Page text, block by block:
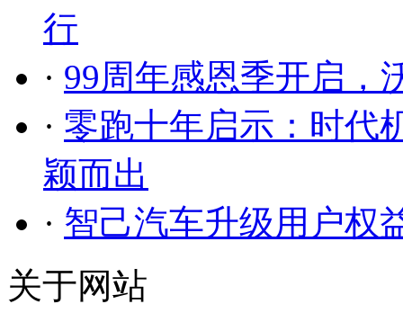
行
· 99周年感恩季开启，
· 零跑十年启示：时代
颖而出
· 智己汽车升级用户权
关于网站